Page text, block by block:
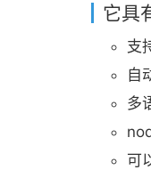
它具
支
自
多
可